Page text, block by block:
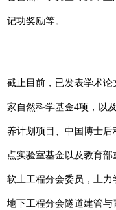
记功奖励等。
截止目前， 已发表学术论
家自然科学基金4项，以
养计划项目、中国博士
点实验室基金以及教育部
软土工程分会委员，土
地下工程分会隧道建管